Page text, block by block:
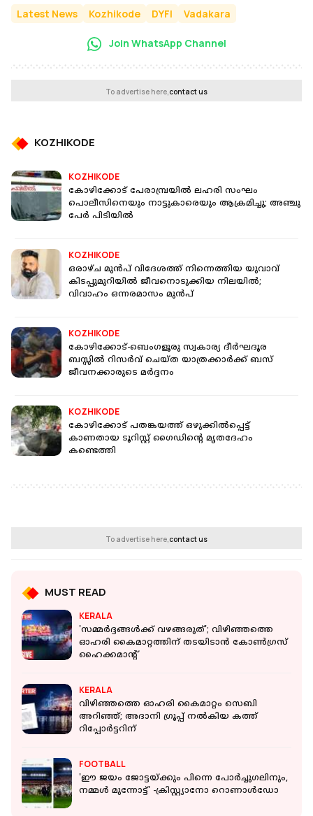
Latest News Kozhikode DYFI Vadakara
Join WhatsApp Channel
To advertise here,contact us
KOZHIKODE
KOZHIKODE
കോഴിക്കോട് പേരാമ്പ്രയിൽ ലഹരി സംഘം
പൊലീസിനെയും നാട്ടുകാരെയും ആക്രമിച്ചു; അഞ്ചു
പേർ പിടിയിൽ
KOZHIKODE
ഒരാഴ്ച മുന്‍പ് വിദേശത്ത് നിന്നെത്തിയ യുവാവ്
കിടപ്പുമുറിയില്‍ ജീവനൊടുക്കിയ നിലയില്‍;
വിവാഹം ഒന്നരമാസം മുന്‍പ്
KOZHIKODE
കോഴിക്കോട്-ബെംഗളൂരു സ്വകാര്യ ദീര്‍ഘദൂര
ബസ്സില്‍ റിസര്‍വ് ചെയ്ത യാത്രക്കാര്‍ക്ക് ബസ്
ജീവനക്കാരുടെ മര്‍ദ്ദനം
KOZHIKODE
കോഴിക്കോട് പതങ്കയത്ത് ഒഴുക്കില്‍പ്പെട്ട്
കാണതായ ടൂറിസ്റ്റ് ഗൈഡിൻ്റെ മൃതദേഹം
കണ്ടെത്തി
To advertise here,contact us
MUST READ
KERALA
'സമ്മര്‍ദ്ദങ്ങള്‍ക്ക് വഴങ്ങരുത്'; വിഴിഞ്ഞത്തെ
ഓഹരി കൈമാറ്റത്തിന് തടയിടാന്‍ കോണ്‍ഗ്രസ്
ഹൈക്കമാന്റ്
KERALA
വിഴിഞ്ഞത്തെ ഓഹരി കൈമാറ്റം സെബി
അറിഞ്ഞ്; അദാനി ഗ്രൂപ്പ് നല്‍കിയ കത്ത്
റിപ്പോർട്ടറിന്
FOOTBALL
'ഈ ജയം ജോട്ടയ്ക്കും പിന്നെ പോര്‍ച്ചുഗലിനും,
നമ്മള്‍ മുന്നോട്ട്' -ക്രിസ്റ്റ്യാനോ റൊണാള്‍ഡോ